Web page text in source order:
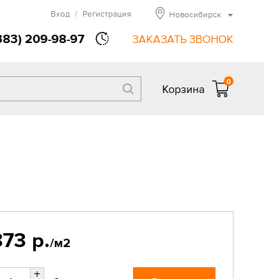
209-98-97 ЗАКАЗАТЬ ЗВОНОК
Вход / Регистрация Новосибирск
Корзина
0
р./м2
+